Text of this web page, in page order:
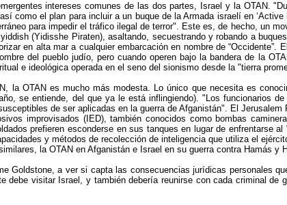
intereses comunes de las dos partes, Israel y la OTAN.
como el plan para incluir a un buque de la Armada israelí en
para impedir el tráfico ilegal de terror". Este es, de hecho, un
(Yidisshe Piraten), asaltando, secuestrando y robando a
en alta mar a cualquier embarcación en nombre de “Occidente”.
del pueblo judío, pero cuando operen bajo la bandera de la
e ideológica operada en el seno del sionismo desde la "tierra
la OTAN es mucho más modesta. Lo único que necesita es
se entiende, del que ya le está inflingiendo). "Los funcionarios
de ser aplicadas en la guerra de Afganistán". El
improvisados (IED), también conocidos como bombas
prefieren esconderse en sus tanques en lugar de enfrentarse
y métodos de recolección de inteligencia que utiliza el
la OTAN en Afganistán e Israel en su guerra contra Hamás y
Goldstone, a ver si capta las consecuencias jurídicas personales
visitar Israel, y también debería reunirse con cada criminal de